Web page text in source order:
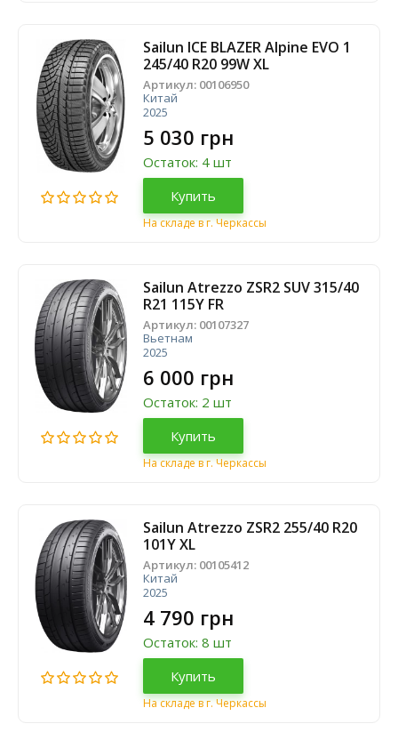
Sailun ICE BLAZER Alpine EVO 1
245/40 R20 99W XL
Артикул: 00106950
Китай
2025
5 030 грн
Остаток: 4 шт
Купить
На складе в г. Черкассы
Sailun Atrezzo ZSR2 SUV 315/40
R21 115Y FR
Артикул: 00107327
Вьетнам
2025
6 000 грн
Остаток: 2 шт
Купить
На складе в г. Черкассы
Sailun Atrezzo ZSR2 255/40 R20
101Y XL
Артикул: 00105412
Китай
2025
4 790 грн
Остаток: 8 шт
Купить
На складе в г. Черкассы